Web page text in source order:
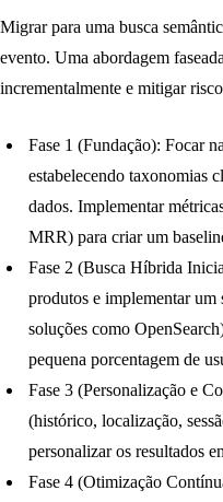
Migrar para uma busca
evento. Uma abordagem
incrementalmente e mitigar
Fase 1 (Fundação): Focar
estabelecendo taxonomias
dados. Implementar
MRR) para criar um
Fase 2 (Busca Híbrida
produtos e implementar um
soluções como
pequena porcentagem de
Fase 3 (Personalização e
(histórico, localização,
personalizar os resultados
Fase 4 (Otimização